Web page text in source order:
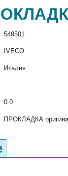
549501
IVECO
Италия
0.0
ПРОКЛАДКА